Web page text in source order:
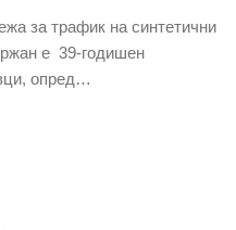
за трафик на синтетични
е 39-годишен
опред…